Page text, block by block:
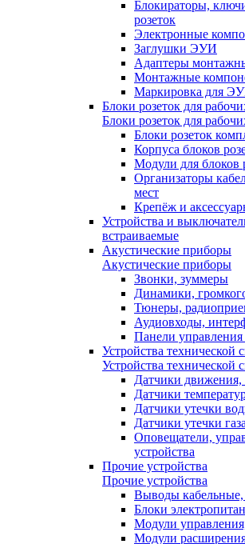
Блокираторы,
розеток
Электронные
Заглушки ЭУИ
Адаптеры
Монтажные
Маркировка для
Блоки розеток для
Блоки розеток для
Блоки розеток
Корпуса блоков
Модули для блоков
Организаторы
мест
Крепёж и
Устройства и
встраиваемые
Акустические приборы
Акустические приборы
Звонки, зуммеры
Динамики,
Тюнеры,
Аудиовходы,
Панели управления
Устройства технической
Устройства технической
Датчики движения,
Датчики
Датчики утечки
Датчики утечки газа
Оповещатели,
устройства
Прочие устройства
Прочие устройства
Выводы кабельные,
Блоки
Модули
Модули